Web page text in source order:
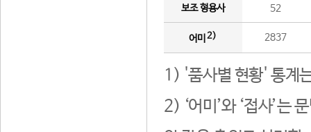
보조 형용사 52
어미 2) 2837
1) '품사별 현황' 통계
2) ‘어미’와 ‘접사’는